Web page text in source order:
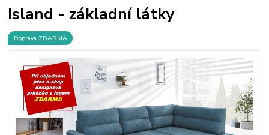
Island - základní látky
Doprava ZDARMA